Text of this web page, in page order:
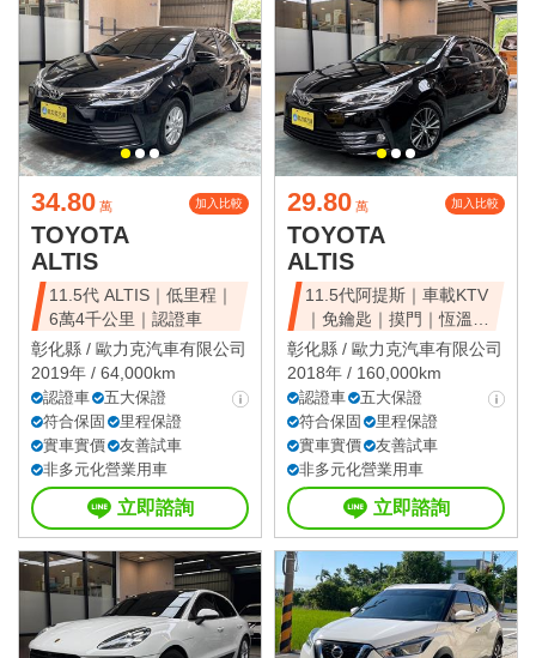
34.80 萬 加入比較
TOYOTA
ALTIS
11.5代 ALTIS｜低里程｜
6萬4千公里｜認證車
彰化縣 / 歐力克汽車有限公司
2019年 / 64,000km
認證車
五大保證
符合保固
里程保證
實車實價
友善試車
非多元化營業用車
立即諮詢
29.80 萬 加入比較
TOYOTA
ALTIS
11.5代阿提斯｜車載KTV
｜免鑰匙｜摸門｜恆溫｜
全車原鈑件
彰化縣 / 歐力克汽車有限公司
2018年 / 160,000km
認證車
五大保證
符合保固
里程保證
實車實價
友善試車
非多元化營業用車
立即諮詢